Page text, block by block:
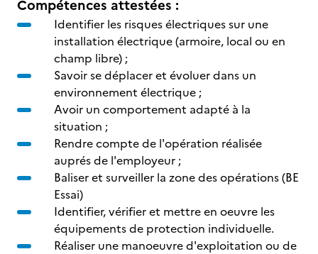
Compétences attestées :
Identifier les risques électriques sur une
installation électrique (armoire, local ou en
champ libre) ;
Savoir se déplacer et évoluer dans un
environnement électrique ;
Avoir un comportement adapté à la
situation ;
Rendre compte de l'opération réalisée
auprés de l'employeur ;
Baliser et surveiller la zone des opérations (BE
Essai)
Identifier, vérifier et mettre en oeuvre les
équipements de protection individuelle.
Réaliser une manoeuvre d'exploitation ou de